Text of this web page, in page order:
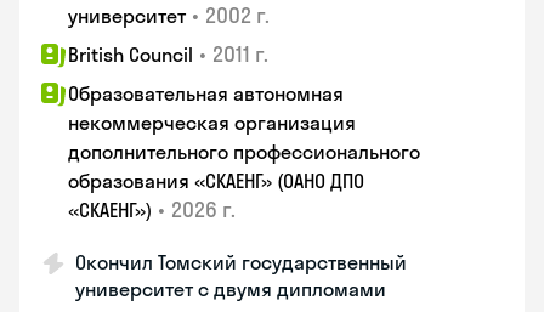
университет • 2002 г.
British Council • 2011 г.
Образовательная автономная
некоммерческая организация
дополнительного профессионального
образования «СКАЕНГ» (ОАНО ДПО
«СКАЕНГ») • 2026 г.
Окончил Томский государственный
университет с двумя дипломами